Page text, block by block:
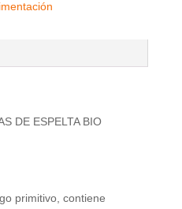
DE ESPELTA BIO
primitivo, contiene